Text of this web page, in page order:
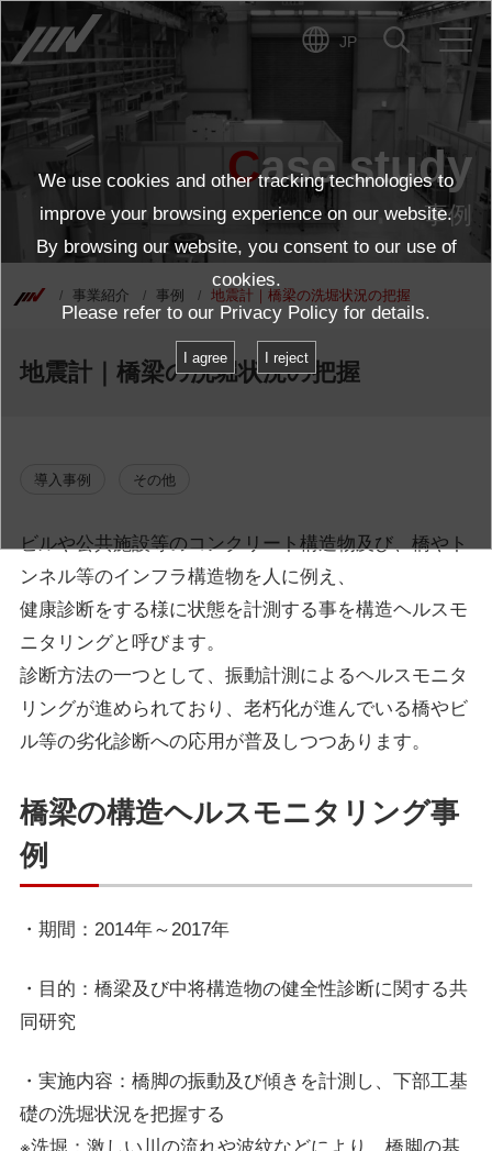
JP
Case study
事例
事業紹介 事例 地震計｜橋梁の洗堀状況の把握
地震計｜橋梁の洗堀状況の把握
導入事例 その他
ビルや公共施設等のコンクリート構造物及び、橋やト
ンネル等のインフラ構造物を人に例え、
健康診断をする様に状態を計測する事を構造ヘルスモ
ニタリングと呼びます。
診断方法の一つとして、振動計測によるヘルスモニタ
リングが進められており、老朽化が進んでいる橋やビ
ル等の劣化診断への応用が普及しつつあります。
橋梁の構造ヘルスモニタリング事
例
・期間：2014年～2017年
・目的：橋梁及び中将構造物の健全性診断に関する共
同研究
・実施内容：橋脚の振動及び傾きを計測し、下部工基
礎の洗堀状況を把握する
We use cookies and other tracking technologies to
improve your browsing experience on our website.
By browsing our website, you consent to our use of
cookies.
Please refer to our Privacy Policy for details.
I agree I reject